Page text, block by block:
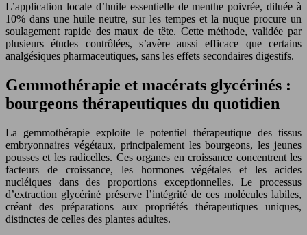
L’application locale d’huile essentielle de menthe poivrée, diluée à
10% dans une huile neutre, sur les tempes et la nuque procure un
soulagement rapide des maux de tête. Cette méthode, validée par
plusieurs études contrôlées, s’avère aussi efficace que certains
analgésiques pharmaceutiques, sans les effets secondaires digestifs.
Gemmothérapie et macérats glycérinés :
bourgeons thérapeutiques du quotidien
La gemmothérapie exploite le potentiel thérapeutique des tissus
embryonnaires végétaux, principalement les bourgeons, les jeunes
pousses et les radicelles. Ces organes en croissance concentrent les
facteurs de croissance, les hormones végétales et les acides
nucléiques dans des proportions exceptionnelles. Le processus
d’extraction glycériné préserve l’intégrité de ces molécules labiles,
créant des préparations aux propriétés thérapeutiques uniques,
distinctes de celles des plantes adultes.